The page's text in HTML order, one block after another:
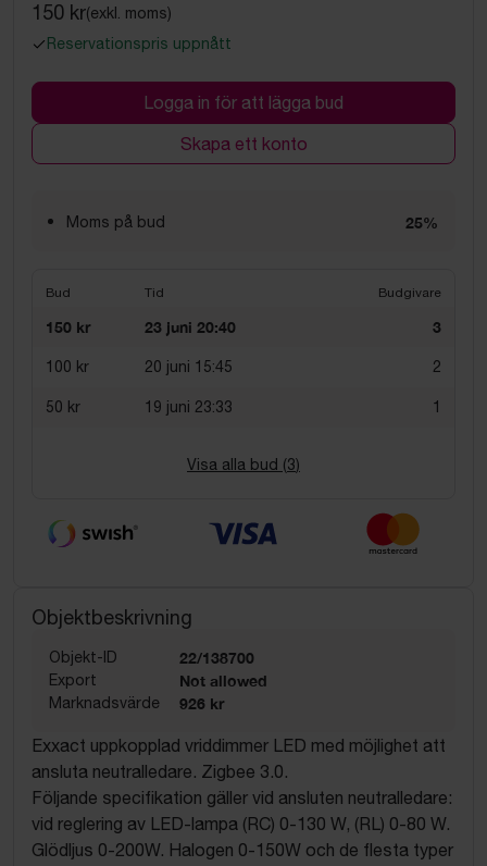
150 kr(exkl. moms)
Reservationspris uppnått
Logga in för att lägga bud
Skapa ett konto
Moms på bud 25%
Bud Tid Budgivare
150 kr 23 juni 20:40 3
100 kr 20 juni 15:45 2
50 kr 19 juni 23:33 1
Visa alla bud (3)
Objektbeskrivning
Objekt-ID 22/138700
Export Not allowed
Marknadsvärde 926 kr
Exxact uppkopplad vriddimmer LED med möjlighet att
ansluta neutralledare. Zigbee 3.0.
Följande specifikation gäller vid ansluten neutralledare:
vid reglering av LED-lampa (RC) 0-130 W, (RL) 0-80 W.
Glödljus 0-200W. Halogen 0-150W och de flesta typer